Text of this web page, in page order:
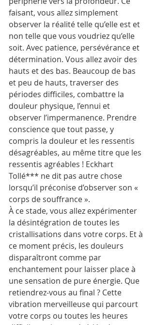
faisant, vous allez simplement
observer la réalité telle qu’elle est et
non telle que vous voudriez qu’elle
soit. Avec patience, persévérance et
détermination. Vous allez avoir des
hauts et des bas. Beaucoup de bas
et peu de hauts, traverser des
périodes difficiles, combattre la
douleur physique, l’ennui et
observer l’impermanence. Prendre
conscience que tout passe, y
compris la douleur et les ressentis
désagréables, au même titre que les
ressentis agréables ! Eckhart
Tollé*** ne dit pas autre chose
lorsqu’il préconise d’observer son «
corps de souffrance ».
À ce stade, vous allez expérimenter
la désintégration de toutes les
cristallisations dans votre corps. Et à
ce moment précis, les douleurs
disparaîtront comme par
enchantement pour laisser place à
une sensation de pure énergie. Que
retiendrez-vous au final ? Cette
vibration merveilleuse qui parcourt
votre corps ou toutes les heures